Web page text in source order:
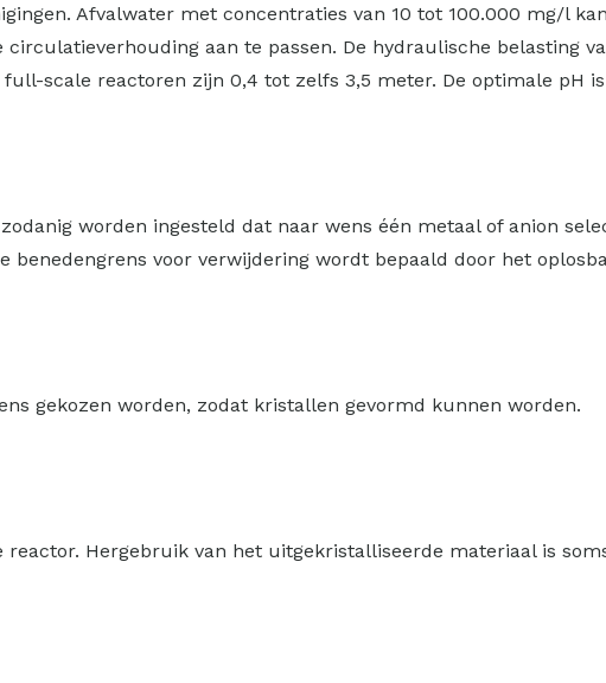
Afvalwater met concentraties van 10 tot 100.000 mg/l
circulatieverhouding aan te passen. De hydraulische belasting
scale reactoren zijn 0,4 tot zelfs 3,5 meter. De optimale pH
worden ingesteld dat naar wens één metaal of anion
benedengrens voor verwijdering wordt bepaald door het
gekozen worden, zodat kristallen gevormd kunnen worden.
Hergebruik van het uitgekristalliseerde materiaal is